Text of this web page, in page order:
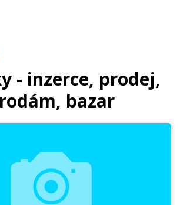
- inzerce, prodej,
bazar